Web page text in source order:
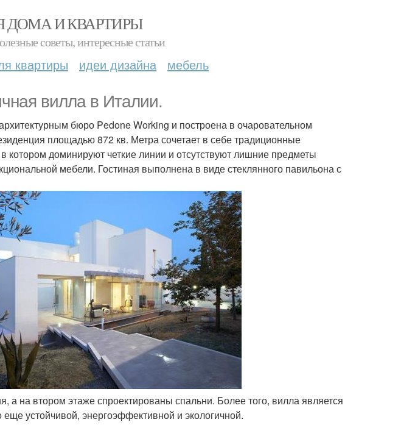
ДОМА И КВАРТИРЫ
советы, интересные статьи
квартиры идеи дизайна мебель
вилла в Италии.
бюро Pedone Working и построена в очаровательном
площадью 872 кв. Метра сочетает в себе традиционные
доминируют четкие линии и отсутствуют лишние предметы
мебели. Гостиная выполнена в виде стеклянного павильона с
а на втором этаже спроектированы спальни. Более того, вилла является
устойчивой, энергоэффективной и экологичной.